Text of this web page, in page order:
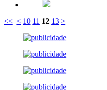
<< < 10 11 12 13 >